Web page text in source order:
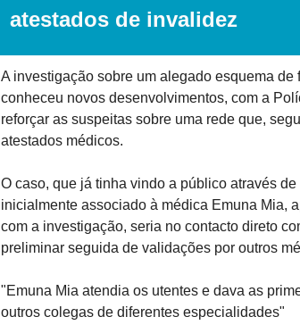
atestados de invalidez
A investigação sobre um alegado esquema
conheceu novos desenvolvimentos, com a
reforçar as suspeitas sobre uma rede que,
atestados médicos.
O caso, que já tinha vindo a público através
inicialmente associado à médica Emuna Mia,
com a investigação, seria no contacto direto
preliminar seguida de validações por outros
"Emuna Mia atendia os utentes e dava as
outros colegas de diferentes especialidades"